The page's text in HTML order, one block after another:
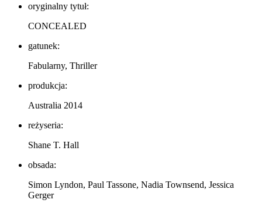
oryginalny tytuł:
CONCEALED
gatunek:
Fabularny, Thriller
produkcja:
Australia 2014
reżyseria:
Shane T. Hall
obsada:
Simon Lyndon, Paul Tassone, Nadia Townsend, Jessica
Gerger